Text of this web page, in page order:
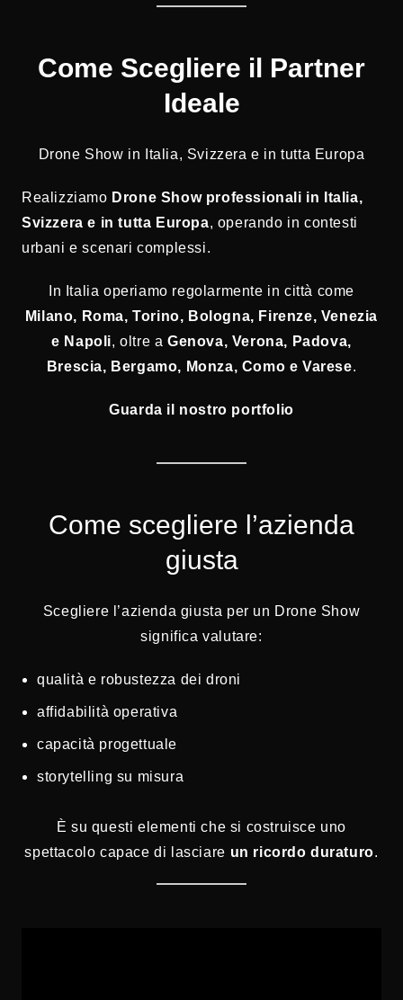
Come Scegliere il Partner
Ideale
Drone Show in Italia, Svizzera e in tutta Europa
Realizziamo Drone Show professionali in Italia,
Svizzera e in tutta Europa, operando in contesti
urbani e scenari complessi.
In Italia operiamo regolarmente in città come
Milano, Roma, Torino, Bologna, Firenze, Venezia
e Napoli, oltre a Genova, Verona, Padova,
Brescia, Bergamo, Monza, Como e Varese.
Guarda il nostro portfolio
Come scegliere l’azienda
giusta
Scegliere l’azienda giusta per un Drone Show
significa valutare:
qualità e robustezza dei droni
affidabilità operativa
capacità progettuale
storytelling su misura
È su questi elementi che si costruisce uno
spettacolo capace di lasciare un ricordo duraturo.